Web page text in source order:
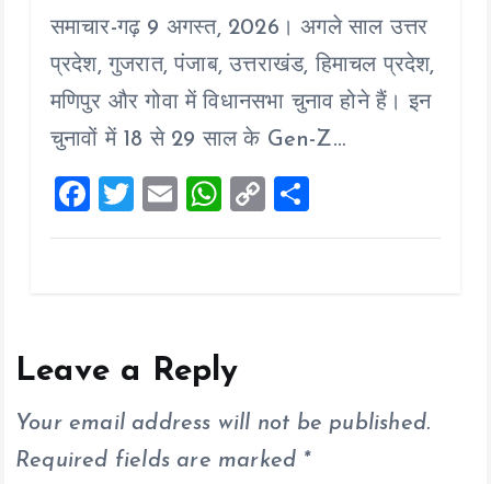
ce
b
o
o
k
tt
er
ai
l
at
s
A
p
p
p
y
Li
n
k
a
re
समाचार-गढ़ 9 अगस्त, 2026। अगले साल उत्तर
प्रदेश, गुजरात, पंजाब, उत्तराखंड, हिमाचल प्रदेश,
मणिपुर और गोवा में विधानसभा चुनाव होने हैं। इन
चुनावों में 18 से 29 साल के Gen-Z…
F
a
o
T
wi
E
m
W
h
p
p
C
o
h
Leave a Reply
Your email address will not be published.
Required fields are marked *